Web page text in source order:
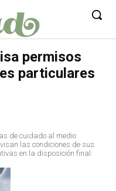
permisos
particulares
de cuidado al medio
las condiciones de sus
en la disposición final.